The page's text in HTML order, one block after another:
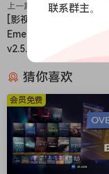
precious few
upon the masters
Concert D is one of
This vintage 1951
chosen by the
Steinway artist
instrument has
greatest concert
signed by Glenn
a testament to
上一篇
[影视游戏氛围音景合成
Emergence Audio
v2.5.0 [KONTAKT]（
猜你喜欢
会员免费
联系群主。